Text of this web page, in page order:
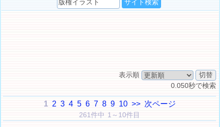
表示順
0.050秒で検索
1 2 3 4 5 6 7 8 9 10 >> 次ページ
261件中 1～10件目